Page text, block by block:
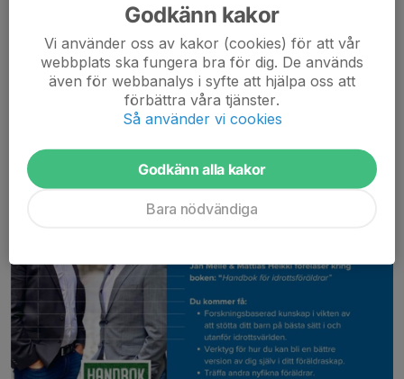
vann Sparbankshjärta som blir ett bra bidrag till verksamheten.
Stort tack Sörmlands Sparbank.
Läs mer
Inbjudan till idrottsföräldrar 20/3
17 feb 2025 0 kommentarer
Godkänn kakor
Vi använder oss av kakor (cookies) för att vår
webbplats ska fungera bra för dig. De används
även för webbanalys i syfte att hjälpa oss att
förbättra våra tjänster.
Så använder vi cookies
Godkänn alla kakor
Bara nödvändiga